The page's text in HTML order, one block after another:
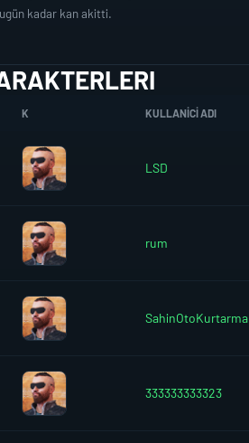
kadar kan akitti.
K KULLANICI ADI
LSD
rum
SahinOtoKurtarma
333333333323